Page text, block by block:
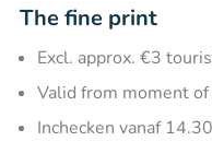
The fine print
Excl. approx. €3
Valid from moment
Inchecken vanaf